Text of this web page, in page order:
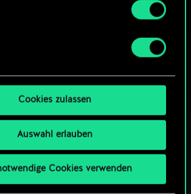
Cookies ändern kannst.
Cookies zulassen
Auswahl erlauben
Cookies verwenden
MIT EINER RUNDE GWENT?